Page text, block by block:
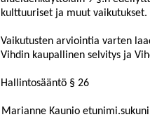
kulttuuriset ja muut vaikutukset.
Vaikutusten arviointia varten
Vihdin kaupallinen selvitys ja
Hallintosääntö § 26
Marianne Kaunio